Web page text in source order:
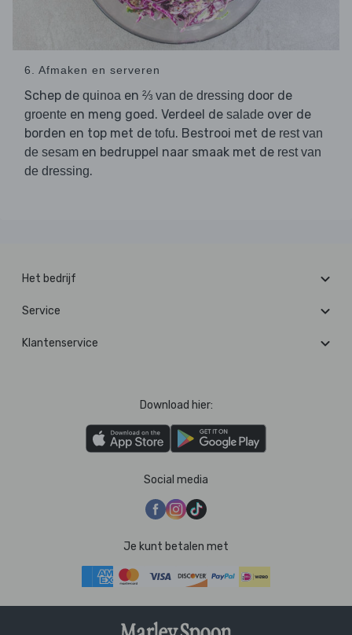
6. Afmaken en serveren
Schep de quinoa en ⅔ van de dressing door de
groente en meng goed. Verdeel de salade over de
borden en top met de tofu. Bestrooi met de rest van
de sesam en bedruppel naar smaak met de rest van
de dressing.
Het bedrijf
Service
Klantenservice
Download hier:
Social media
Je kunt betalen met